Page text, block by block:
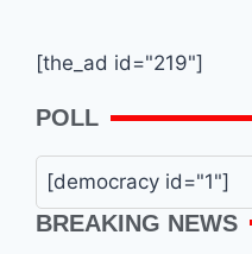
[the_ad id="219"]
POLL
[democracy id="1"]
BREAKING NEWS